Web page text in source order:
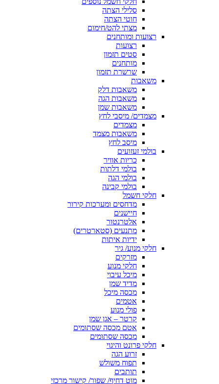
סלילי הצתה
חוטי הצתה
מצתי להט/חימום
רצועות ומותחנים
רצועות
סטים תזמון
מותחנים
שרשרת תזמון
משאבות
משאבות דלק
משאבות הגה
משאבות שמן
מצמדים/ מיסבי לחץ
מצמדים
משאבות מצמד
מיסב לחץ
בולמי זעזועים
כריות אוויר
בולמי דלתות
בולמי הגה
בולמי קבינה
חלקי חשמל
מדחסים ומערכות קירור
חיישנים
אלטרנטור
מתנעים (סטארטרים)
ידיות איתות
חלקי מנוע/ גיר
מזרקים
חלקי מנוע
מיכל עיבוי
מדיד שמן
מכסה מיכל
אטמים
פולי מנוע
קרטר – אגן שמן
אטם מכסה שסתומים
מכסה שסתומים
חלקי פרונט והיגוי
זרוע הגה
תפוח משולש
תותבים
מוט דחיף/ שפור/ קישור מרכזי